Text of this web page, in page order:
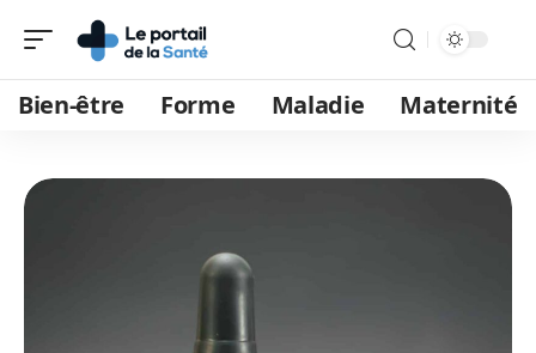
Bien-être Forme Maladie Maternité